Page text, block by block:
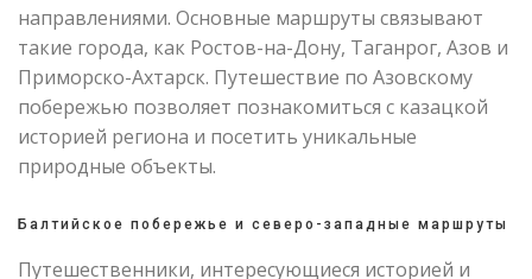
направлениями. Основные маршруты связывают
такие города, как Ростов-на-Дону, Таганрог, Азов и
Приморско-Ахтарск. Путешествие по Азовскому
побережью позволяет познакомиться с казацкой
историей региона и посетить уникальные
природные объекты.
Балтийское побережье и северо-западные маршруты
Путешественники, интересующиеся историей и